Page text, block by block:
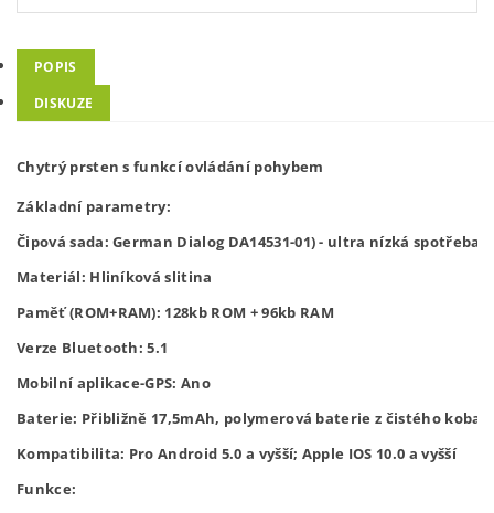
POPIS
DISKUZE
Chytrý prsten s funkcí ovládání pohybem
Základní parametry:
Čipová sada: German Dialog DA14531-01) - ultra nízká spotřeba
Materiál: Hliníková slitina
Paměť (ROM+RAM): 128kb ROM + 96kb RAM
Verze Bluetooth: 5.1
Mobilní aplikace-GPS: Ano
Baterie: Přibližně 17,5mAh, polymerová baterie z čistého
Kompatibilita: Pro Android 5.0 a vyšší; Apple IOS 10.0 a vyšší
Funkce: